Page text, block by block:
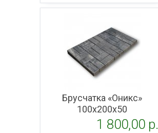
Подробнее
Брусчатка «Оникс»
100x200х50
1 800,00 p.